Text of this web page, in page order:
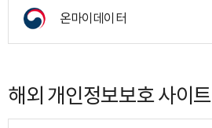
온마이데이터
해외 개인정보보호 사이트